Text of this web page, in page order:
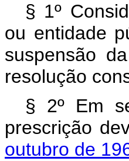
§ 1º
ou entidade
suspensão
resolução
§ 2º Em
prescrição
outubro de